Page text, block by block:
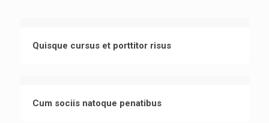
Quisque cursus et porttitor risus
Cum sociis natoque penatibus